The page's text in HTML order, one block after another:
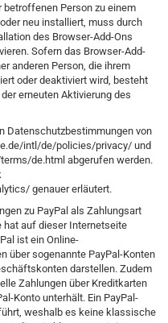
Person zu einem
neu installiert, muss durch
des Browser-Add-Ons
Sofern das Browser-Add-
anderen Person, die ihrem
oder deaktiviert wird, besteht
erneuten Aktivierung des
Datenschutzbestimmungen von
intl/de/policies/privacy/ und
de.html abgerufen werden.
genauer erläutert.
zu PayPal als Zahlungsart
hat auf dieser Internetseite
ist ein Online-
über sogenannte PayPal-Konten
darstellen. Zudem
Zahlungen über Kreditkarten
Konto unterhält. Ein PayPal-
weshalb es keine klassische